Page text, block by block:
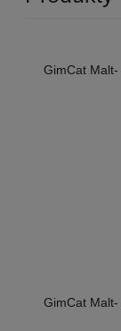
GimCat Malt-
GimCat Malt-